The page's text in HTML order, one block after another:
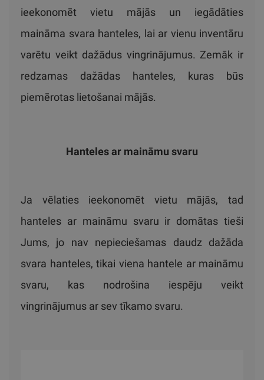
ieekonomēt vietu mājās un iegādāties
maināma svara hanteles, lai ar vienu inventāru
varētu veikt dažādus vingrinājumus. Zemāk ir
redzamas dažādas hanteles, kuras būs
piemērotas lietošanai mājās.
Hanteles ar maināmu svaru
Ja vēlaties ieekonomēt vietu mājās, tad
hanteles ar maināmu svaru ir domātas tieši
Jums, jo nav nepieciešamas daudz dažāda
svara hanteles, tikai viena hantele ar maināmu
svaru, kas nodrošina iespēju veikt
vingrinājumus ar sev tīkamo svaru.